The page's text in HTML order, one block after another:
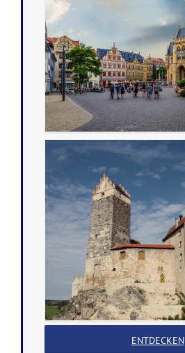
ENTDECKEN